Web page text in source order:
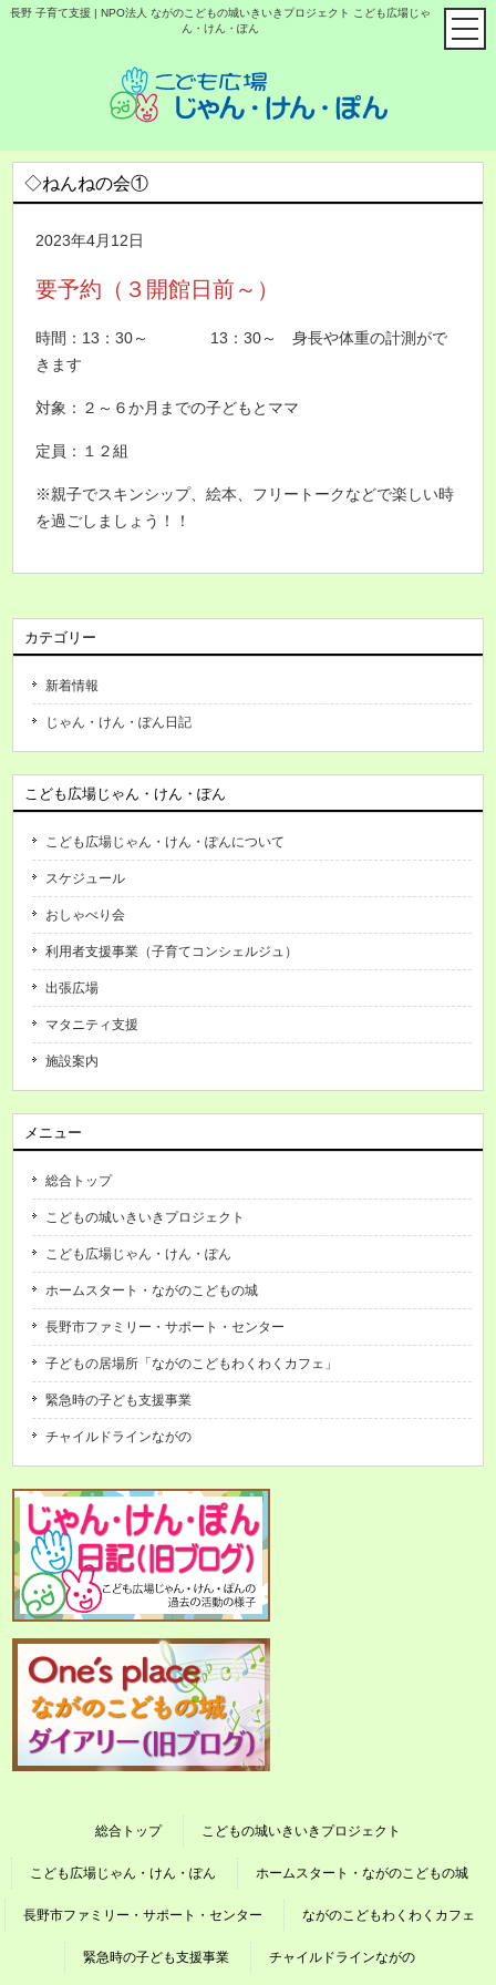
長野 子育て支援 | NPO法人 ながのこどもの城いきいきプロジェクト こども広場じゃ
ん・けん・ぽん
◇ねんねの会①
2023年4月12日
要予約（３開館日前～）
時間：13：30～ 13：30～ 身長や体重の計測がで
きます
対象：２～６か月までの子どもとママ
定員：１２組
※親子でスキンシップ、絵本、フリートークなどで楽しい時
を過ごしましょう！！
カテゴリー
新着情報
じゃん・けん・ぽん日記
こども広場じゃん・けん・ぽん
こども広場じゃん・けん・ぽんについて
スケジュール
おしゃべり会
利用者支援事業（子育てコンシェルジュ）
出張広場
マタニティ支援
施設案内
メニュー
総合トップ
こどもの城いきいきプロジェクト
こども広場じゃん・けん・ぽん
ホームスタート・ながのこどもの城
長野市ファミリー・サポート・センター
子どもの居場所「ながのこどもわくわくカフェ」
緊急時の子ども支援事業
チャイルドラインながの
総合トップ こどもの城いきいきプロジェクト
こども広場じゃん・けん・ぽん ホームスタート・ながのこどもの城
長野市ファミリー・サポート・センター ながのこどもわくわくカフェ
緊急時の子ども支援事業 チャイルドラインながの